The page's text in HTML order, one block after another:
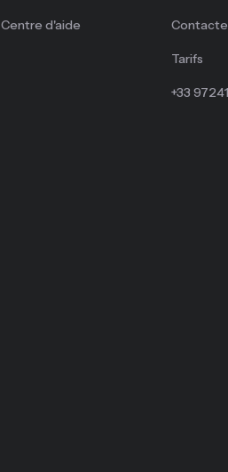
Centre d'aide
Tarifs
+33